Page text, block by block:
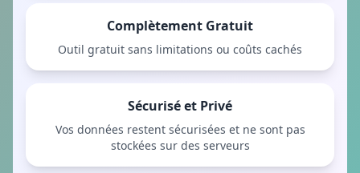
Complètement Gratuit
Outil gratuit sans limitations ou coûts cachés
Sécurisé et Privé
Vos données restent sécurisées et ne sont pas
stockées sur des serveurs